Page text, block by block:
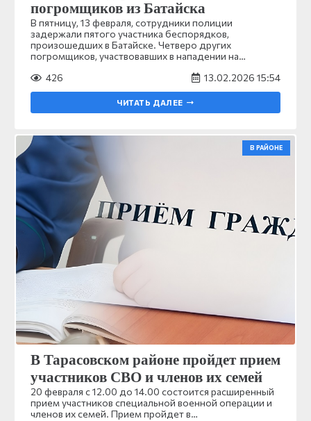
погромщиков из Батайска
В пятницу, 13 февраля, сотрудники полиции
задержали пятого участника беспорядков,
произошедших в Батайске. Четверо других
погромщиков, участвовавших в нападении на…
426
13.02.2026 15:54
ЧИТАТЬ ДАЛЕЕ
В РАЙОНЕ
В Тарасовском районе пройдет прием
участников СВО и членов их семей
20 февраля с 12.00 до 14.00 состоится расширенный
прием участников специальной военной операции и
членов их семей. Прием пройдет в…